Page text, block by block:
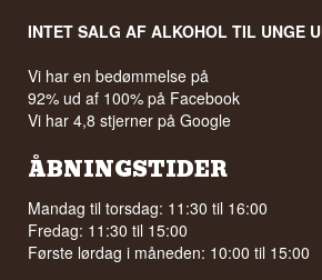
INTET SALG AF ALKOHOL TIL UNGE
Vi har en bedømmelse på
92% ud af 100% på Facebook
Vi har 4,8 stjerner på Google
ÅBNINGSTIDER
Mandag til torsdag: 11:30 til 16:00
Fredag: 11:30 til 15:00
Første lørdag i måneden: 10:00 til 15:00